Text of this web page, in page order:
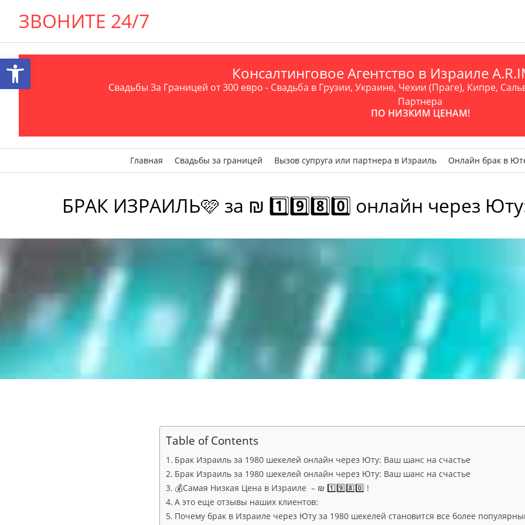
ЗВОНИТЕ 24/7
Консалтинговое Агентство в Израиле
Свадьбы За Границей от 300 евро - Свадьба в Грузии, Украине, Чехии (Праге), Кипре,
Партнера
ПО НИЗКИМ ЦЕНАМ!
Главная Свадьбы за границей Вызов супруга или партнера в Израиль Онлайн брак в
БРАК ИЗРАИЛЬ🩷 за ₪ 1️⃣9️⃣8️⃣0️⃣ онлайн через
Table of Contents
Брак Израиль за 1980 шекелей онлайн через Юту: Ваш шанс на счастье
Брак Израиль за 1980 шекелей онлайн через Юту: Ваш шанс на счастье
💰Самая Низкая Цена в Израиле – ₪ 1️⃣9️⃣8️⃣0️⃣ !
А это еще отзывы наших клиентов:
Почему брак в Израиле через Юту за 1980 шекелей становится все более
Открыть панель инструментов